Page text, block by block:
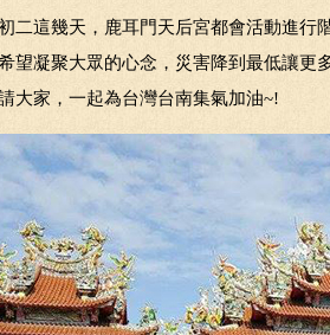
二這幾天，鹿耳門天后宮都會活動進行
望凝聚大眾的心念，災害降到最低讓更
大家，一起為台灣台南集氣加油~!